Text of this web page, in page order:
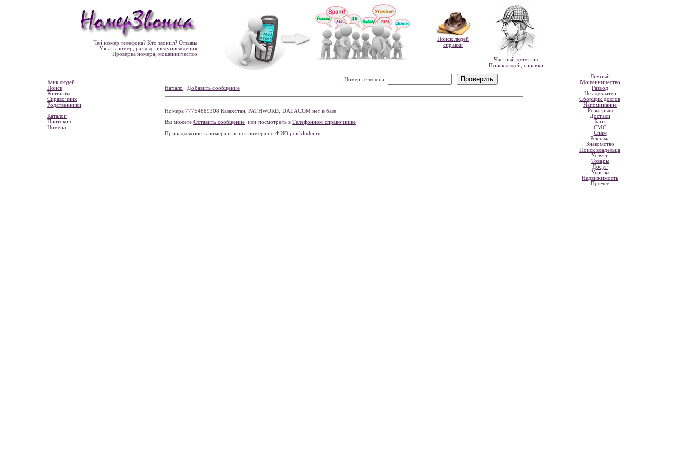
Чей номер телефона? Кто звонил? Отзывы
Узнать номер, развод, предупреждения
Проверка номера, мошенничество
Поиск людей
справки
Частный детектив
Поиск людей, справки
Банк людей
Поиск
Контакты
Справочник
Родственники
Каталог
Протокол
Номера
Номер телефона
Начало
Добавить сообщение
Номера 77754889308 Казахстан, PATHWORD, DALACOM нет в базе
Вы можете Оставить сообщение или посмотреть в Телефонном справочнике
Принадлежность номера и поиск номера по ФИО poiskludei.ru
Личный
Мошенничество
Развод
Не адекватен
Сборщик долгов
Напоминание
Розыгрыш
Достали
Банк
СМС
Спам
Реклама
Знакомство
Поиск владельца
Услуги
Товары
Досуг
Угрозы
Недвижимость
Прочее